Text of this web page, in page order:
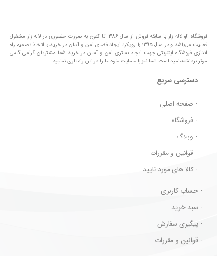
فروشگاه الو لاله زار با سابقه فروش از سال ۱۳۸۶ تا کنون به صورت حضوری در لاله زار مشغول
فعالیت می‌باشد و در سال ۱۳۹۵ با رویکرد ایجاد فضای امن و آسان در خرید،با اتخاذ تصمیم راه
اندازی فروشگاه اینترنتی جهت ایجاد بستری امن و آسان در خرید شما مشتریان گرامی گامی
موثر برداشته،امید است شما نیز با حمایت خود ما را در این راه یاری نمایید.
دسترسی سریع
- صفحه اصلی
- فروشگاه
- وبلاگ
- قوانین و مقررات
- کالا های مورد تایید
- حساب کاربری
- سبد خرید
- پیگیری سفارش
- قوانین و مقررات